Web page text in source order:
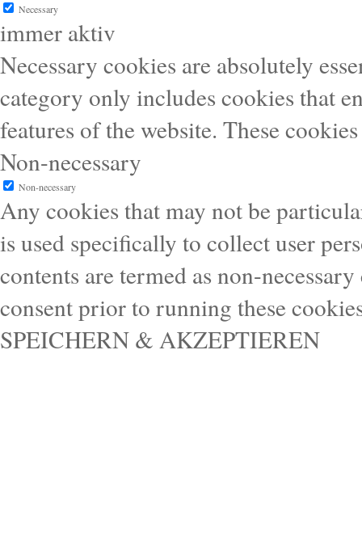
Necessary
immer aktiv
Necessary cookies are absolutely
category only includes cookies that
features of the website. These
Non-necessary
Non-necessary
Any cookies that may not be
is used specifically to collect user
contents are termed as non-
consent prior to running these
SPEICHERN & AKZEPTIEREN